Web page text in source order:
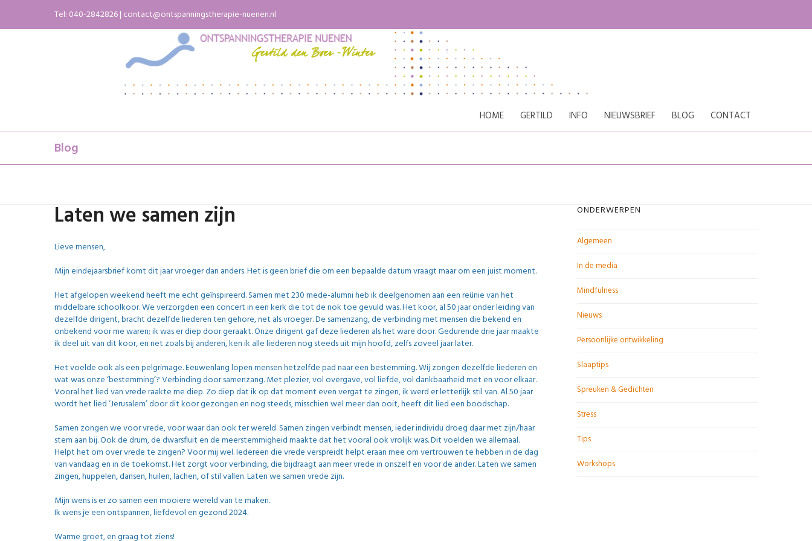
content
Tel: 040-2842826| contact@ontspanningstherapie-nuenen.nl
HOME GERTILD INFO NIEUWSBRIEF BLOG CONTACT
Blog
Laten we samen zijn
Lieve mensen,
Mijn eindejaarsbrief komt dit jaar vroeger dan anders. Het is geen brief die om een bepaalde datum vraagt maar om een juist moment.
Het afgelopen weekend heeft me echt geïnspireerd. Samen met 230 mede-alumni heb ik deelgenomen aan een reünie van het
middelbare schoolkoor. We verzorgden een concert in een kerk die tot de nok toe gevuld was. Het koor, al 50 jaar onder leiding van
dezelfde dirigent, bracht dezelfde liederen ten gehore, net als vroeger. De samenzang, de verbinding met mensen die bekend en
onbekend voor me waren; ik was er diep door geraakt. Onze dirigent gaf deze liederen als het ware door. Gedurende drie jaar maakte
ik deel uit van dit koor, en net zoals bij anderen, ken ik alle liederen nog steeds uit mijn hoofd, zelfs zoveel jaar later.
Het voelde ook als een pelgrimage. Eeuwenlang lopen mensen hetzelfde pad naar een bestemming. Wij zongen dezelfde liederen en
wat was onze ‘bestemming’? Verbinding door samenzang. Met plezier, vol overgave, vol liefde, vol dankbaarheid met en voor elkaar.
Vooral het lied van vrede raakte me diep. Zo diep dat ik op dat moment even vergat te zingen, ik werd er letterlijk stil van. Al 50 jaar
wordt het lied ‘Jerusalem’ door dit koor gezongen en nog steeds,misschien wel meer dan ooit, heeft dit lied een boodschap.
Samen zongen we voor vrede, voor waar dan ook ter wereld. Samen zingen verbindt mensen, ieder individu droeg daar met zijn/haar
stem aan bij. Ook de drum, de dwarsfluit en de meerstemmigheid maakte dat het vooral ook vrolijk was. Dit voelden we allemaal.
Helpt het om over vrede te zingen? Voor mij wel. Iedereen die vrede verspreidt helpt eraan mee om vertrouwen te hebben in de dag
van vandaag en in de toekomst. Het zorgt voor verbinding, die bijdraagt aan meer vrede in onszelf en voor de ander. Laten we samen
zingen, huppelen, dansen, huilen, lachen, of stil vallen. Laten we samen vrede zijn.
Mijn wens is er zo samen een mooiere wereld van te maken.
Ik wens je een ontspannen, liefdevol en gezond 2024.
Warme groet, en graag tot ziens!
ONDERWERPEN
Algemeen
In de media
Mindfulness
Nieuws
Persoonlijke ontwikkeling
Slaaptips
Spreuken & Gedichten
Stress
Tips
Workshops